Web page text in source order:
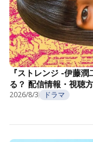
『ストレンジ -伊藤
る？ 配信情報・視聴
2026/8/3 ドラマ